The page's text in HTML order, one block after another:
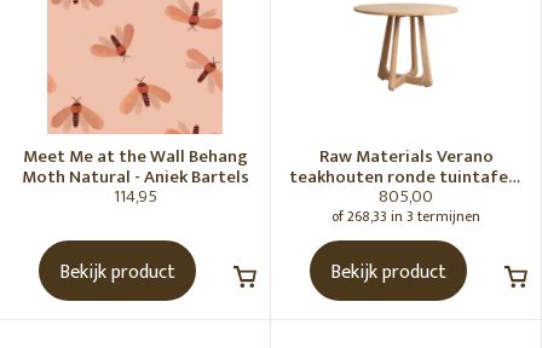
Meet Me at the Wall Behang
Moth Natural - Aniek Bartels
114,95
Bekijk product
Raw Materials Verano
teakhouten ronde tuintafel -
Ø100 cm
805,00
of 268,33 in 3 termijnen
Bekijk product